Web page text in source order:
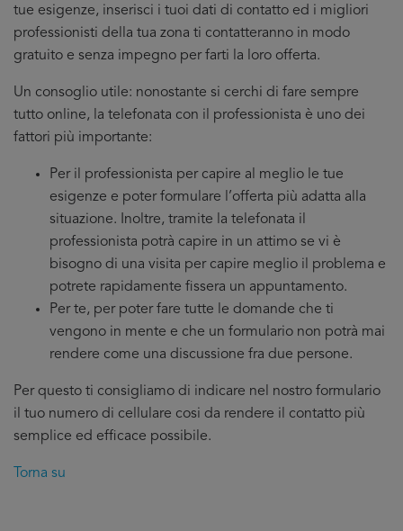
tue esigenze, inserisci i tuoi dati di contatto ed i migliori
professionisti della tua zona ti contatteranno in modo
gratuito e senza impegno per farti la loro offerta.
Un consoglio utile: nonostante si cerchi di fare sempre
tutto online, la telefonata con il professionista è uno dei
fattori più importante:
Per il professionista per capire al meglio le tue
esigenze e poter formulare l’offerta più adatta alla
situazione. Inoltre, tramite la telefonata il
professionista potrà capire in un attimo se vi è
bisogno di una visita per capire meglio il problema e
potrete rapidamente fissera un appuntamento.
Per te, per poter fare tutte le domande che ti
vengono in mente e che un formulario non potrà mai
rendere come una discussione fra due persone.
Per questo ti consigliamo di indicare nel nostro formulario
il tuo numero di cellulare cosi da rendere il contatto più
semplice ed efficace possibile.
Torna su